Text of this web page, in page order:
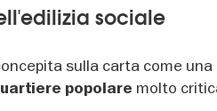
sociale
sulla carta come
popolare molto